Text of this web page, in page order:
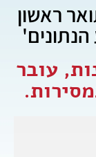
ראשון
עובר